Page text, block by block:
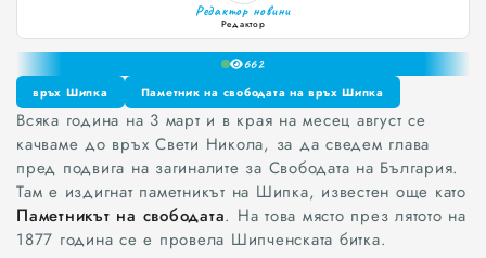
Редактор новини
Редактор
66
0
1
2
3
4
7
връх Шипка
връх Шипка
Паметник на свободата на връх Шипка
Паметник на свободата на връх Шипка
Всяка година на 3 март и в края на месец август се
качваме до връх Свети Никола, за да сведем глава
пред подвига на загиналите за Свободата на България.
Там е издигнат паметникът на Шипка, известен още като
Паметникът на свободата. На това място през лятото на
1877 година се е провела Шипченската битка.